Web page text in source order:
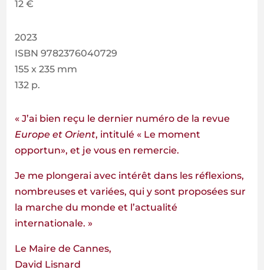
12 €
2023
ISBN 9782376040729
155 x 235 mm
132 p.
« J’ai bien reçu le dernier numéro de la revue
Europe et Orient, intitulé « Le moment
opportun», et je vous en remercie.
Je me plongerai avec intérêt dans les réflexions,
nombreuses et variées, qui y sont proposées sur
la marche du monde et l’actualité
internationale. »
Le Maire de Cannes,
David Lisnard